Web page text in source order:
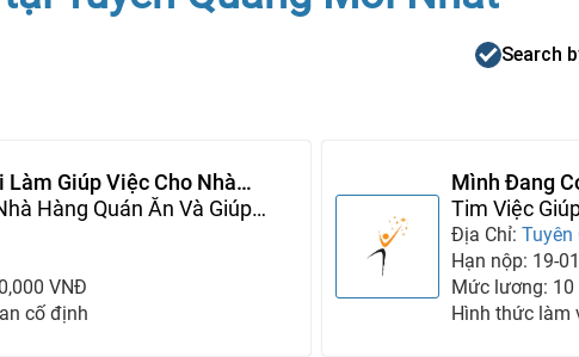
Search
Giúp Việc Cho Nhà
Hàng Quán Ăn Và Giúp
VNĐ
cố định
Mình Đang
Gắn Bó Lâu
Tim Việc
Địa Chỉ: Tuyên
Hạn nộp: 19-
Mức lương: 10
Hình thức làm